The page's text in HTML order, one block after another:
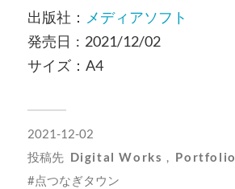
出版社： メディアソフト
発売日 ‏ : ‎ 2021/12/02
サイズ：A4
2021-12-02
投稿先 Digital Works , Portfolio
点つなぎタウン